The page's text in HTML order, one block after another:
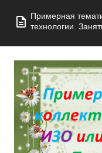
Примерная
технологии.